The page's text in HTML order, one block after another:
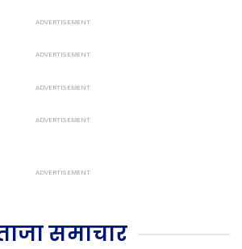
समाचार